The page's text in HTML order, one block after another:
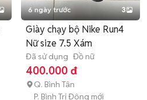
6 ngày trước 3
Giày chạy bộ Nike Run4
Nữ size 7.5 Xám
Đã sử dụng Đồ nữ
400.000 đ
Q. Bình Tân
P. Bình Trị Đông mới